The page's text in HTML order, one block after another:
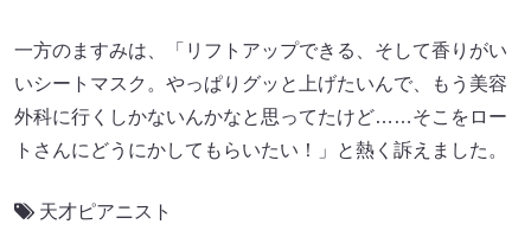
一方のますみは、「リフトアップできる、そして香りがい
いシートマスク。やっぱりグッと上げたいんで、もう美容
外科に行くしかないんかなと思ってたけど……そこをロー
トさんにどうにかしてもらいたい！」と熱く訴えました。
天才ピアニスト